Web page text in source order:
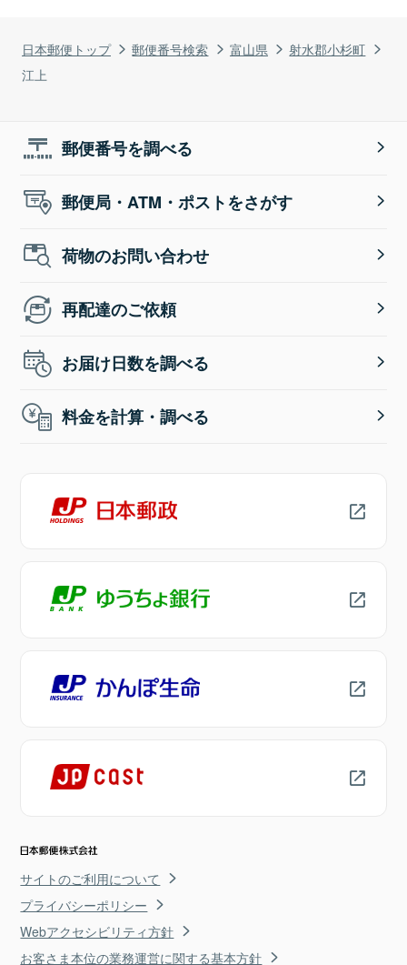
日本郵便トップ 郵便番号検索 富山県
射水郡小杉町
江上
郵便番号を調べる
郵便局・ATM・ポストをさがす
荷物のお問い合わせ
再配達のご依頼
お届け日数を調べる
料金を計算・調べる
サイトのご利用について
プライバシーポリシー
Webアクセシビリティ方針
お客さま本位の業務運営に関する基本方針